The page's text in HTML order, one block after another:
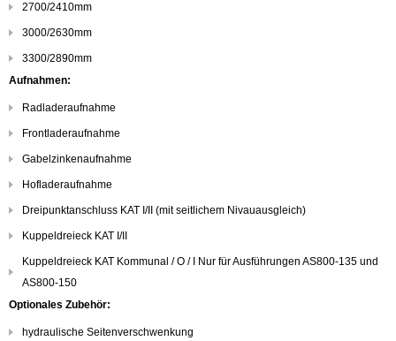
2700/2410mm
3000/2630mm
3300/2890mm
Aufnahmen:
Radladeraufnahme
Frontladeraufnahme
Gabelzinkenaufnahme
Hofladeraufnahme
Dreipunktanschluss KAT I/II (mit seitlichem Nivauausgleich)
Kuppeldreieck KAT I/II
Kuppeldreieck KAT Kommunal / O / I Nur für Ausführungen AS800-135 und
AS800-150
Optionales Zubehör:
hydraulische Seitenverschwenkung